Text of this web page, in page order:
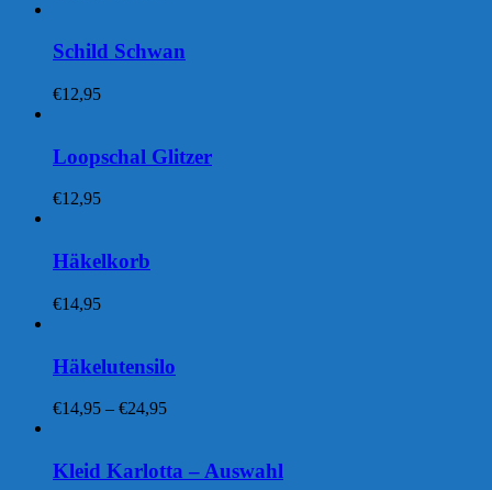
€14,95
Schild Schwan
€12,95
Loopschal Glitzer
€12,95
Häkelkorb
€14,95
Häkelutensilo
€14,95 – €24,95Preisspanne:
€24,95
Kleid Karlotta – Auswahl